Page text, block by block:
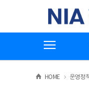
한국지능정보
HOME >운영정